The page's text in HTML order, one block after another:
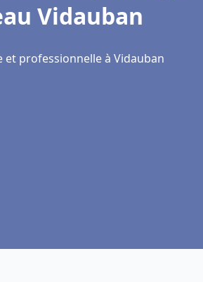
Vidauban
professionnelle à Vidauban